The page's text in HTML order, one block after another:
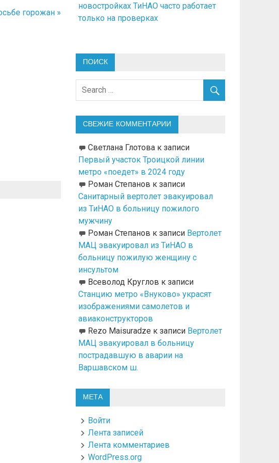
горожан »
новостройках ТиНАО часто работает
только на проверках
ПОИСК
СВЕЖИЕ КОММЕНТАРИИ
Светлана Глотовак записи
Первый участок Троицкой линии
метро «поедет» в 2024 году
Роман Степанов к записи
Санитарный вертолет эвакуировал
из ТиНАО в больницу пожилого
мужчину
Роман Степанов к записи Вертолет
МАЦ эвакуировал из ТиНАО в
больницу пожилую женщину с
инсультом
Всеволод Круглов к записи
Станцию метро «Внуково» украсят
изображениями самолетов и
авиаконструкторов
Rezo Maisuradze к записи Вертолет
МАЦ эвакуировал в больницу
пострадавшую в аварии на
Варшавском ш.
МЕТА
Войти
Лента записей
Лента комментариев
WordPress.org